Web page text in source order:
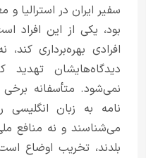
سفیر ایران در استرالیا
بود، یکی از این افراد
افرادی بهره‌برداری
دیدگاه‌هایشان
نمی‌شود. متأسفانه
نامه به زبان انگلیسی
می‌شناسند و نه منافع
بلدند، تخریب اوضاع